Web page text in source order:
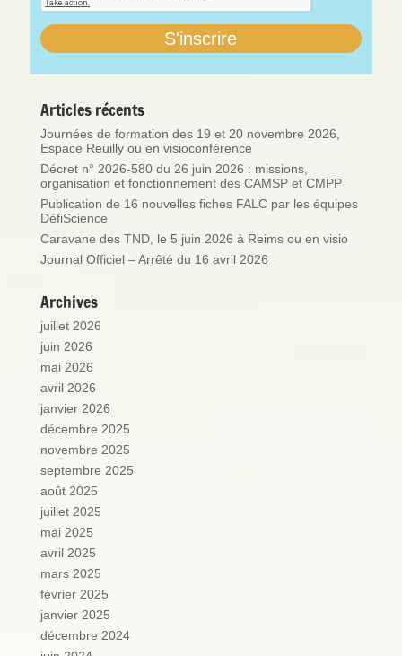
Articles récents
Journées de formation des 19 et 20 novembre 2026,
Espace Reuilly ou en visioconférence
Décret n° 2026-580 du 26 juin 2026 : missions,
organisation et fonctionnement des CAMSP et CMPP
Publication de 16 nouvelles fiches FALC par les équipes
DéfiScience
Caravane des TND, le 5 juin 2026 à Reims ou en visio
Journal Officiel – Arrêté du 16 avril 2026
Archives
juillet 2026
juin 2026
mai 2026
avril 2026
janvier 2026
décembre 2025
novembre 2025
septembre 2025
août 2025
juillet 2025
mai 2025
avril 2025
mars 2025
février 2025
janvier 2025
décembre 2024